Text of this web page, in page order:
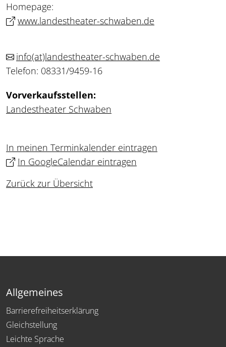
Homepage:
www.landestheater-schwaben.de
info(at)landestheater-schwaben.de
Telefon: 08331/9459-16
Vorverkaufsstellen:
Landestheater Schwaben
In meinen Terminkalender eintragen
In GoogleCalendar eintragen
Zurück zur Übersicht
Allgemeines
Barrierefreiheitserklärung
Gleichstellung
Leichte Sprache